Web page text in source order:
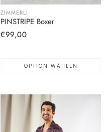
ZIMMERLI
PINSTRIPE Boxer
Normaler
€99,00
OPTION WÄHLEN